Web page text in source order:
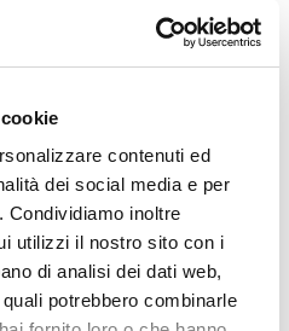
contenuti ed
dei social media e per
Condividiamo inoltre
utilizzi il nostro sito con i
di analisi dei dati web,
potrebbero combinarle
se…